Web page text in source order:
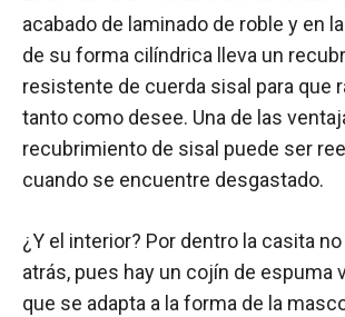
acabado de laminado de roble y en
de su forma cilíndrica lleva un
resistente de cuerda sisal para que
tanto como desee. Una de las
recubrimiento de sisal puede ser
cuando se encuentre desgastado.
¿Y el interior? Por dentro la casita
atrás, pues hay un cojín de espuma
que se adapta a la forma de la